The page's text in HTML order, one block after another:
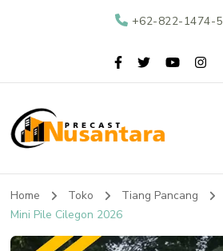
+62-822-1474-
Nusantara
Home Toko Tiang Pancang
Mini Pile Cilegon 2026